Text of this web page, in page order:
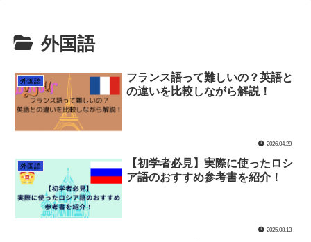
外国語
外国語
フランス語って難しいの？英語と
の違いを比較しながら解説！
2026.04.29
外国語
【初学者必見】実際に使ったロシ
ア語のおすすめ参考書を紹介！
2025.08.13